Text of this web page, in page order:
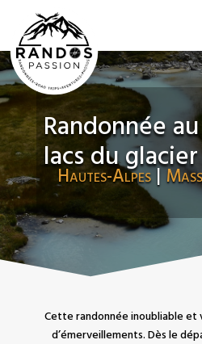
Randonnée
lacs du
Hautes-Alpes|
Cette randonnée inoubliable et
d’émerveillements. Dès le